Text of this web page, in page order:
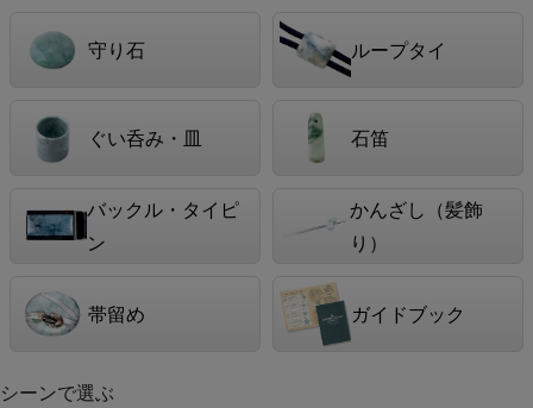
守り石 ループタイ
ぐい呑み・皿 石笛
バックル・タイピ
ン
かんざし（髪飾
り）
帯留め ガイドブック
シーンで選ぶ